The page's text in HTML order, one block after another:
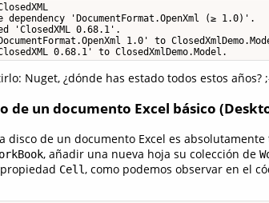
'DocumentFormat.OpenXml (≥ 1.0)'.
'ClosedXML 0.68.1'.
1.0' to
0.68.1' to ClosedXmlDemo.Model.
Nuget, ¿dónde has estado todos estos años?
de un documento Excel básico
disco de un documento Excel es
, añadir una nueva hoja su colección de
Cell , como podemos observar en el